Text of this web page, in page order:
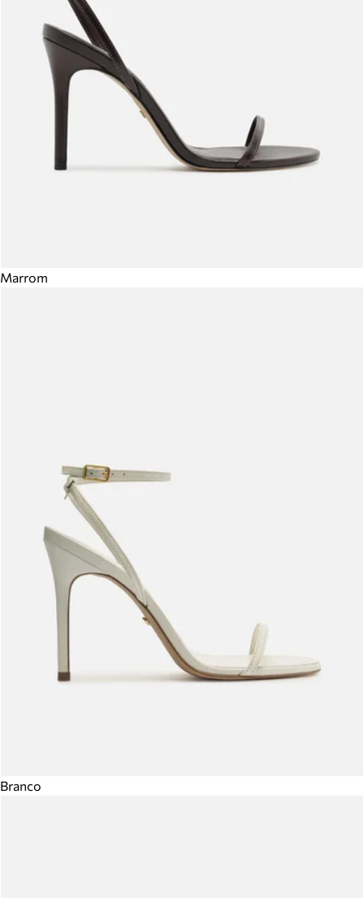
Marrom
Branco